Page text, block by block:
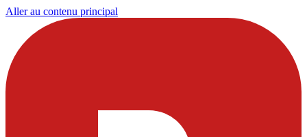
Aller au contenu principal